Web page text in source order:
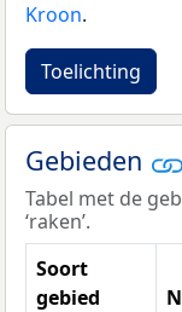
Kroon.
Toelichting
Gebieden
Tabel met de
‘raken’.
Soort
gebied